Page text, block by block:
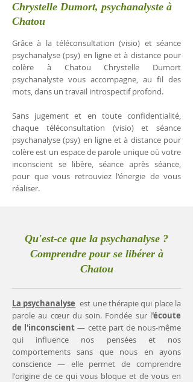
Chrystelle Dumort, psychanalyste à
Chatou
Grâce à la téléconsultation (visio) et séance
psychanalyse (psy) en ligne et à distance pour
colère à Chatou Chrystelle Dumort
psychanalyste vous accompagne, au fil des
mots, dans un travail introspectif profond.
Sans jugement et en toute confidentialité,
chaque téléconsultation (visio) et séance
psychanalyse (psy) en ligne et à distance pour
colère est un espace de parole unique où votre
inconscient se libère, séance après séance,
pour que vous retrouviez l'énergie de vous
réaliser.
Qu'est-ce que la psychanalyse ?
Comprendre pour se libérer à
Chatou
La psychanalyse est une thérapie qui place la
parole au cœur du soin. Fondée sur l'écoute
de l'inconscient— cette part de nous-même
qui influence nos pensées et nos
comportements sans que nous en ayons
conscience — elle permet de comprendre
l'origine de ce qui vous bloque et de vous en